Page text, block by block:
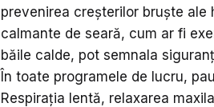
prevenirea creșterilor bruște
calmante de seară, cum ar fi
băile calde, pot semnala
În toate programele de lucru,
Respirația lentă, relaxarea